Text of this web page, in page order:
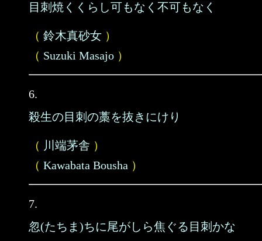
目刺焼くくらし可もなく不可もなく
（ 鈴木真砂女 ）
（ Suzuki Masajo ）
6.
殺生の目刺の藁を抜きにけり
（ 川端茅舎 ）
（ Kawabata Bousha ）
7.
忽(たちま)ちに尾がしら焦ぐる目刺かな